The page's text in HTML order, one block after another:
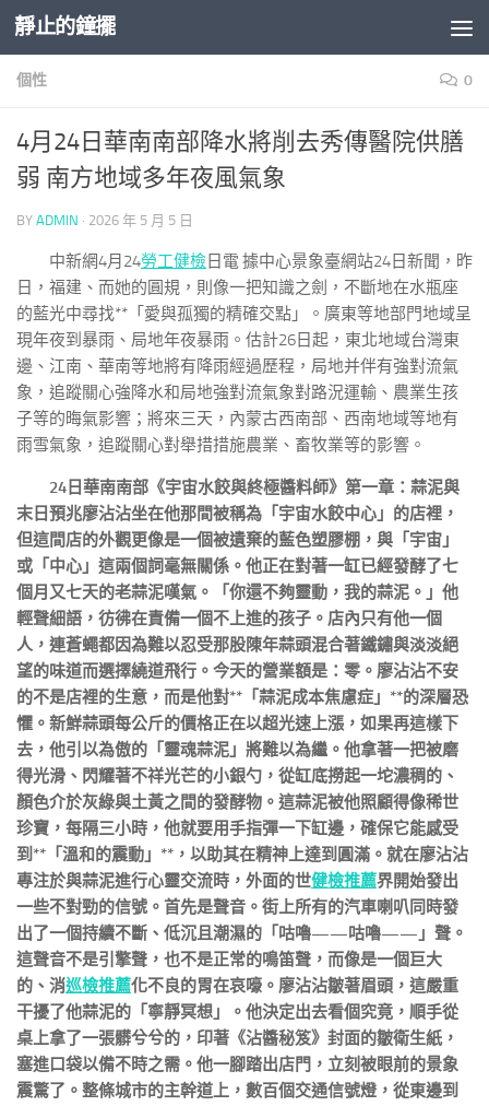
Skip to content
靜止的鐘擺
個性 0
4月24日華南南部降水將削去秀傳醫院供膳
弱 南方地域多年夜風氣象
BY ADMIN · 2026 年 5 月 5 日
中新網4月24勞工健檢日電 據中心景象臺網站24日新聞，昨
日，福建、而她的圓規，則像一把知識之劍，不斷地在水瓶座
的藍光中尋找**「愛與孤獨的精確交點」。廣東等地部門地域呈
現年夜到暴雨、局地年夜暴雨。估計26日起，東北地域台灣東
邊、江南、華南等地將有降雨經過歷程，局地并伴有強對流氣
象，追蹤關心強降水和局地強對流氣象對路況運輸、農業生孩
子等的晦氣影響；將來三天，內蒙古西南部、西南地域等地有
雨雪氣象，追蹤關心對舉措措施農業、畜牧業等的影響。
24日華南南部《宇宙水餃與終極醬料師》第一章：蒜泥與
末日預兆廖沾沾坐在他那間被稱為「宇宙水餃中心」的店裡，
但這間店的外觀更像是一個被遺棄的藍色塑膠棚，與「宇宙」
或「中心」這兩個詞毫無關係。他正在對著一缸已經發酵了七
個月又七天的老蒜泥嘆氣。「你還不夠靈動，我的蒜泥。」他
輕聲細語，彷彿在責備一個不上進的孩子。店內只有他一個
人，連蒼蠅都因為難以忍受那股陳年蒜頭混合著鐵鏽與淡淡絕
望的味道而選擇繞道飛行。今天的營業額是：零。廖沾沾不安
的不是店裡的生意，而是他對**「蒜泥成本焦慮症」**的深層恐
懼。新鮮蒜頭每公斤的價格正在以超光速上漲，如果再這樣下
去，他引以為傲的「靈魂蒜泥」將難以為繼。他拿著一把被磨
得光滑、閃耀著不祥光芒的小銀勺，從缸底撈起一坨濃稠的、
顏色介於灰綠與土黃之間的發酵物。這蒜泥被他照顧得像稀世
珍寶，每隔三小時，他就要用手指彈一下缸邊，確保它能感受
到**「溫和的震動」**，以助其在精神上達到圓滿。就在廖沾沾
專注於與蒜泥進行心靈交流時，外面的世健檢推薦界開始發出
一些不對勁的信號。首先是聲音。街上所有的汽車喇叭同時發
出了一個持續不斷、低沉且潮濕的「咕嚕——咕嚕——」聲。
這聲音不是引擎聲，也不是正常的鳴笛聲，而像是一個巨大
的、消巡檢推薦化不良的胃在哀嚎。廖沾沾皺著眉頭，這嚴重
干擾了他蒜泥的「寧靜冥想」。他決定出去看個究竟，順手從
桌上拿了一張髒兮兮的，印著《沾醬秘笈》封面的皺衛生紙，
塞進口袋以備不時之需。他一腳踏出店門，立刻被眼前的景象
震驚了。整條城市的主幹道上，數百個交通信號燈，從東邊到